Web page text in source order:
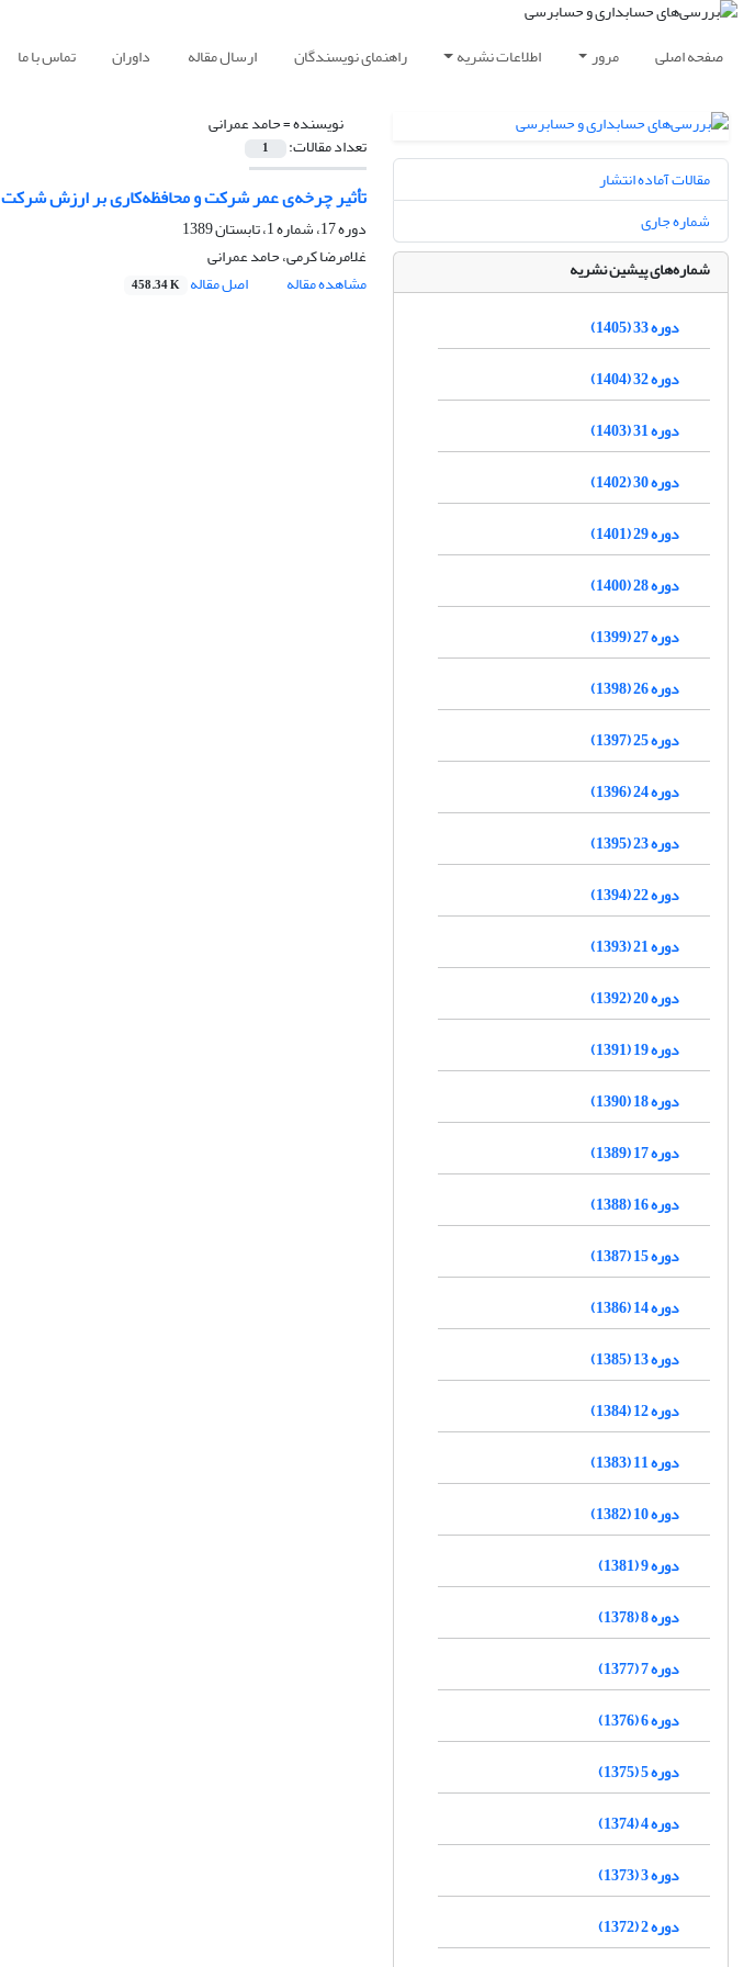
صفحه اصلی مرور اطلاعات نشریه راهنمای نویسندگان ارسال مقاله داوران تماس با ما
نویسنده =حامد عمرانی
تعداد مقالات: 1
تأثیر چرخه‌ی عمر شرکت و محافظه‌کاری بر ارزش شرکت
دوره 17، شماره 1، تابستان 1389
غلامرضا کرمی، حامد عمرانی
مشاهده مقاله
اصل مقاله 458.34 K
مقالات آماده انتشار
شماره جاری
شماره‌های پیشین نشریه
دوره 33 (1405)
دوره 32 (1404)
دوره 31 (1403)
دوره 30 (1402)
دوره 29 (1401)
دوره 28 (1400)
دوره 27 (1399)
دوره 26 (1398)
دوره 25 (1397)
دوره 24 (1396)
دوره 23 (1395)
دوره 22 (1394)
دوره 21 (1393)
دوره 20 (1392)
دوره 19 (1391)
دوره 18 (1390)
دوره 17 (1389)
دوره 16 (1388)
دوره 15 (1387)
دوره 14 (1386)
دوره 13 (1385)
دوره 12 (1384)
دوره 11 (1383)
دوره 10 (1382)
دوره 9 (1381)
دوره 8 (1378)
دوره 7 (1377)
دوره 6 (1376)
دوره 5 (1375)
دوره 4 (1374)
دوره 3 (1373)
دوره 2 (1372)